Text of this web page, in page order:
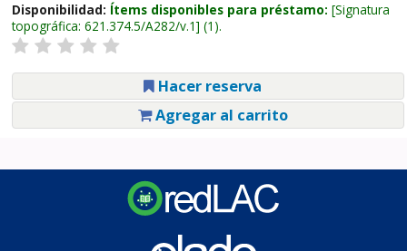
Disponibilidad: Ítems disponibles para préstamo: Signatura
topográfica: 621.374.5/A282/v.1 (1).
Hacer reserva
Agregar al carrito